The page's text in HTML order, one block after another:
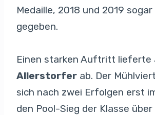
Medaille, 2018 und 2019 sogar
gegeben.
Einen starken Auftritt lieferte
Allerstorfer ab. Der
sich nach zwei Erfolgen erst
den Pool-Sieg der Klasse über